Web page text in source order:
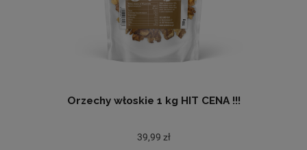
Orzechy włoskie 1 kg HIT CENA !!!
39,99 zł